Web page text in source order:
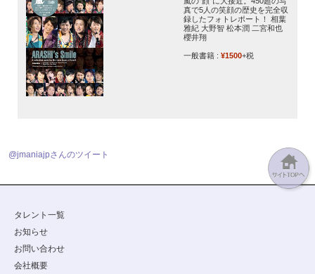
真で5人の笑顔の歴史を完全収
録したフォトレポート！ 相葉
雅紀 大野智 松本潤 二宮和也
櫻井翔
一般書籍 : ¥1500+税
@jmaniajpさんのツイート
タレント一覧
お知らせ
お問い合わせ
会社概要